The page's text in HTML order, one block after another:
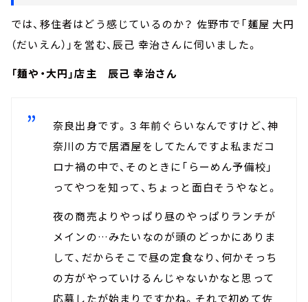
では、移住者はどう感じているのか？ 佐野市で「麺屋 大円
（だいえん）」を営む、辰己 幸治さんに伺いました。
「麺や・大円」店主 辰己 幸治さん
奈良出身です。３年前ぐらいなんですけど、神
奈川の方で居酒屋をしてたんですよ私まだコ
ロナ禍の中で、そのときに「らーめん予備校」
ってやつを知って、ちょっと面白そうやなと。
夜の商売よりやっぱり昼のやっぱりランチが
メインの…みたいなのが頭のどっかにありま
して、だからそこで昼の定食なり、何かそっち
の方がやっていけるんじゃないかなと思って
応募したが始まりですかね。それで初めて佐